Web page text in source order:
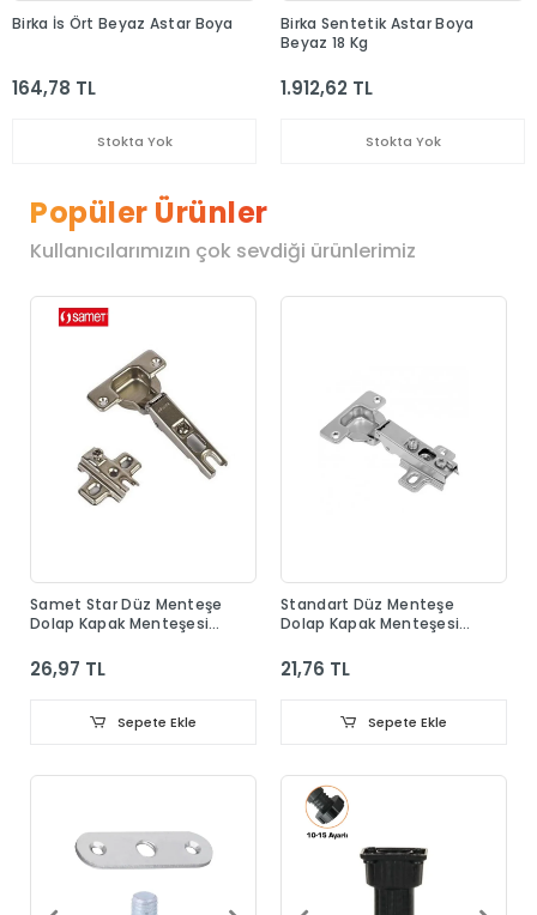
Birka İs Ört Beyaz Astar Boya
164,78 TL
Stokta Yok
Birka Sentetik Astar Boya
Beyaz 18 Kg
1.912,62 TL
Stokta Yok
Popüler Ürünler
Kullanıcılarımızın çok sevdiği ürünlerimiz
Samet Star Düz Menteşe
Dolap Kapak Menteşesi
26,97 TL
Sepete Ekle
Standart Düz Menteşe
Dolap Kapak Menteşesi
21,76 TL
Sepete Ekle